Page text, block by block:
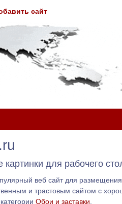
для рабочего
веб сайт для
и трастовым сайтом с
Обои и заставки
сайт